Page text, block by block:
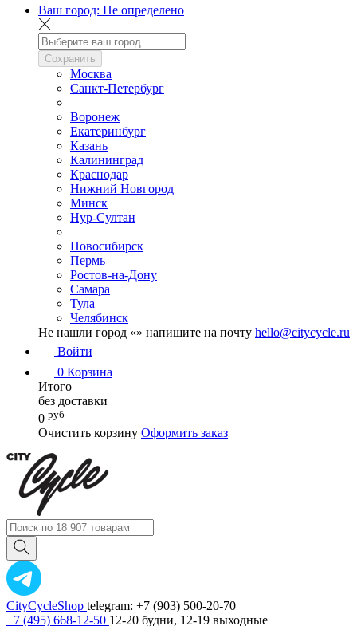
Ваш город: Не определено
Сохранить
Москва
Санкт-Петербург
Воронеж
Екатеринбург
Казань
Калининград
Краснодар
Нижний Новгород
Минск
Нур-Султан
Новосибирск
Пермь
Ростов-на-Дону
Самара
Тула
Челябинск
Не нашли город «» напишите на почту hello@citycycle.ru
Войти
0 Корзина
Итого
без доставки
0 руб
Очистить корзину Оформить заказ
CityCycleShop telegram: +7 (903) 500-20-70
+7 (495) 668-12-50 12-20 будни, 12-19 выходные